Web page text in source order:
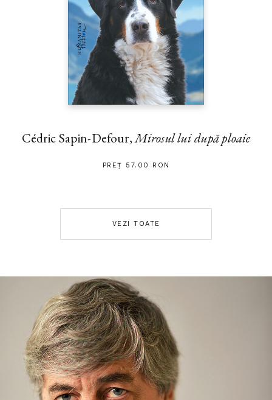
Cédric Sapin-Defour,Mirosul lui după ploaie
PREȚ 57.00 RON
VEZI TOATE